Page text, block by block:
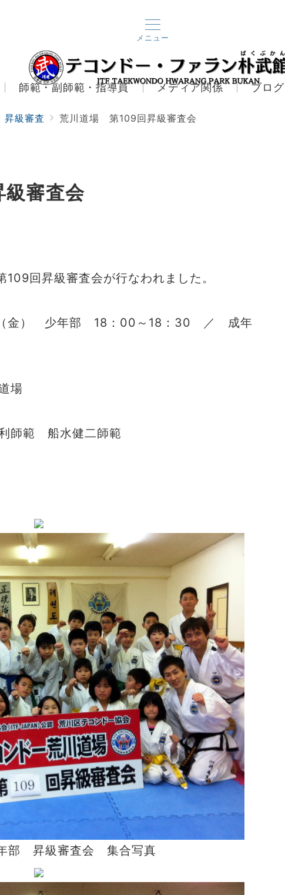
メニュー
師範・副師範・指導員 メディア関係 ブログ
昇級審査 荒川道場 第109回昇級審査会
審査会
回昇級審査会が行なわれました。
少年部 18：00～18：30 ／ 成年
場
範 船水健二師範
部 昇級審査会 集合写真